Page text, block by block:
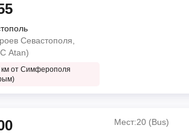
Севастополя,
Atan)
км от Симферополя
Мест:20 (Bus)